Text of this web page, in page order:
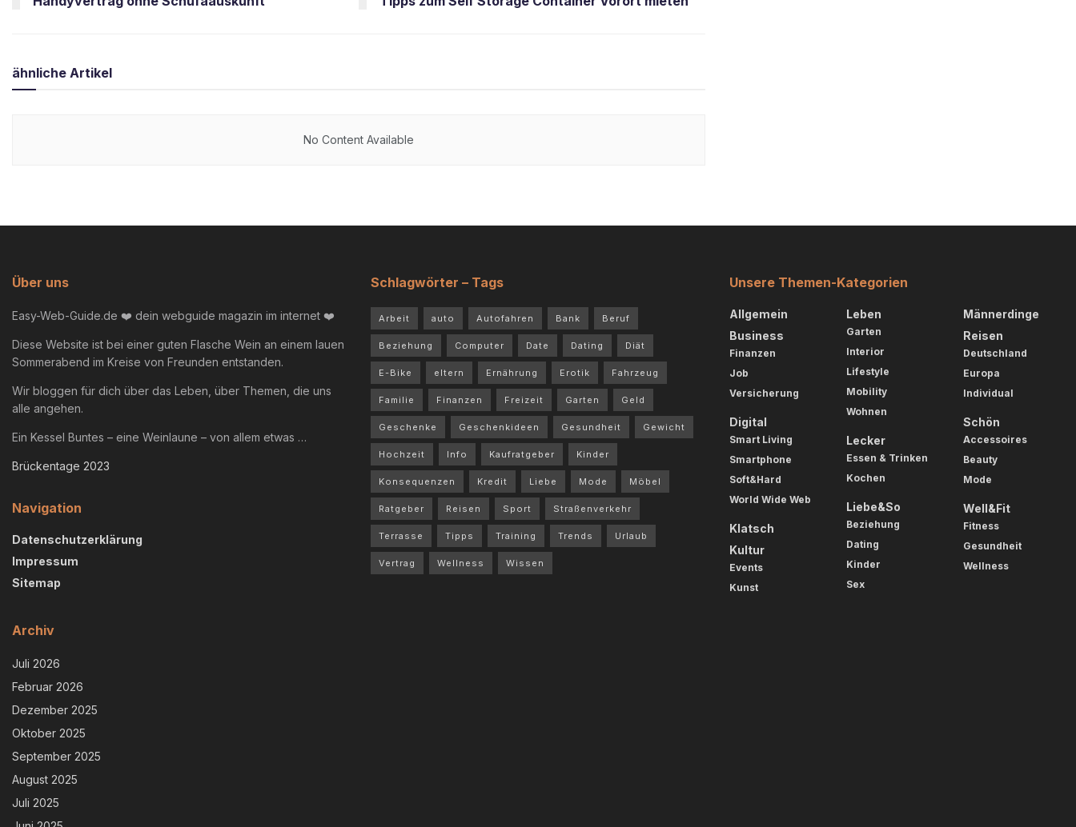
ähnliche Artikel
No Content Available
Über uns
Easy-Web-Guide.de ❤️ dein webguide magazin im internet ❤️
Diese Website ist bei einer guten Flasche Wein an einem lauen
Sommerabend im Kreise von Freunden entstanden.
Wir bloggen für dich über das Leben, über Themen, die uns
alle angehen.
Ein Kessel Buntes – eine Weinlaune – von allem etwas …
Brückentage 2023
Navigation
Datenschutzerklärung
Impressum
Sitemap
Archiv
Juli 2026
Februar 2026
Dezember 2025
Oktober 2025
September 2025
August 2025
Juli 2025
Schlagwörter – Tags
Arbeit auto Autofahren Bank Beruf
Beziehung Computer Date Dating Diät
E-Bike eltern Ernährung Erotik Fahrzeug
Familie Finanzen Freizeit Garten Geld
Geschenke Geschenkideen Gesundheit Gewicht
Hochzeit Info Kaufratgeber Kinder
Konsequenzen Kredit Liebe Mode Möbel
Ratgeber Reisen Sport Straßenverkehr
Terrasse Tipps Training Trends Urlaub
Vertrag Wellness Wissen
Unsere Themen-Kategorien
Allgemein
Business
Finanzen
Job
Versicherung
Digital
Smart Living
Smartphone
Soft&Hard
World Wide Web
Klatsch
Kultur
Events
Kunst
Leben
Garten
Interior
Lifestyle
Mobility
Wohnen
Lecker
Essen & Trinken
Kochen
Liebe&So
Beziehung
Dating
Kinder
Sex
Männerdinge
Reisen
Deutschland
Europa
Individual
Schön
Accessoires
Beauty
Mode
Well&Fit
Fitness
Gesundheit
Wellness